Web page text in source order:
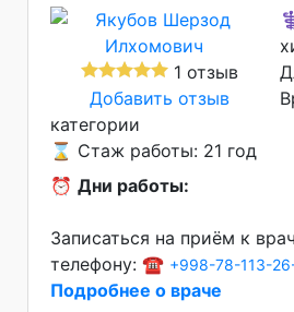
1 отзыв
Добавить отзыв
категории
⌛ Стаж работы: 21 год
⏰ Дни работы:
Записаться на приём к
телефону: ☎️ +998-78-113-
Подробнее о враче